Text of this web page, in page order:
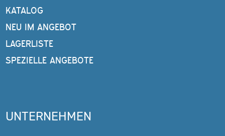
KATALOG
NEU IM ANGEBOT
LAGERLISTE
SPEZIELLE ANGEBOTE
UNTERNEHMEN